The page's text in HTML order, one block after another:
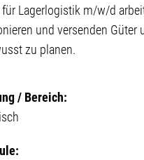
für Lagerlogistik m/w/d
und versenden
zu planen.
/ Bereich: